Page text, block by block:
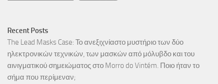
Recent Posts
The Lead Masks Case: Το ανεξιχνίαστο μυστήριο των δύο
ηλεκτρονικών τεχνικών, των μασκών από μόλυβδο και του
αινιγματικού σημειώματος στο Morro do Vintém. Ποιο ήταν το
σήμα που περίμεναν;